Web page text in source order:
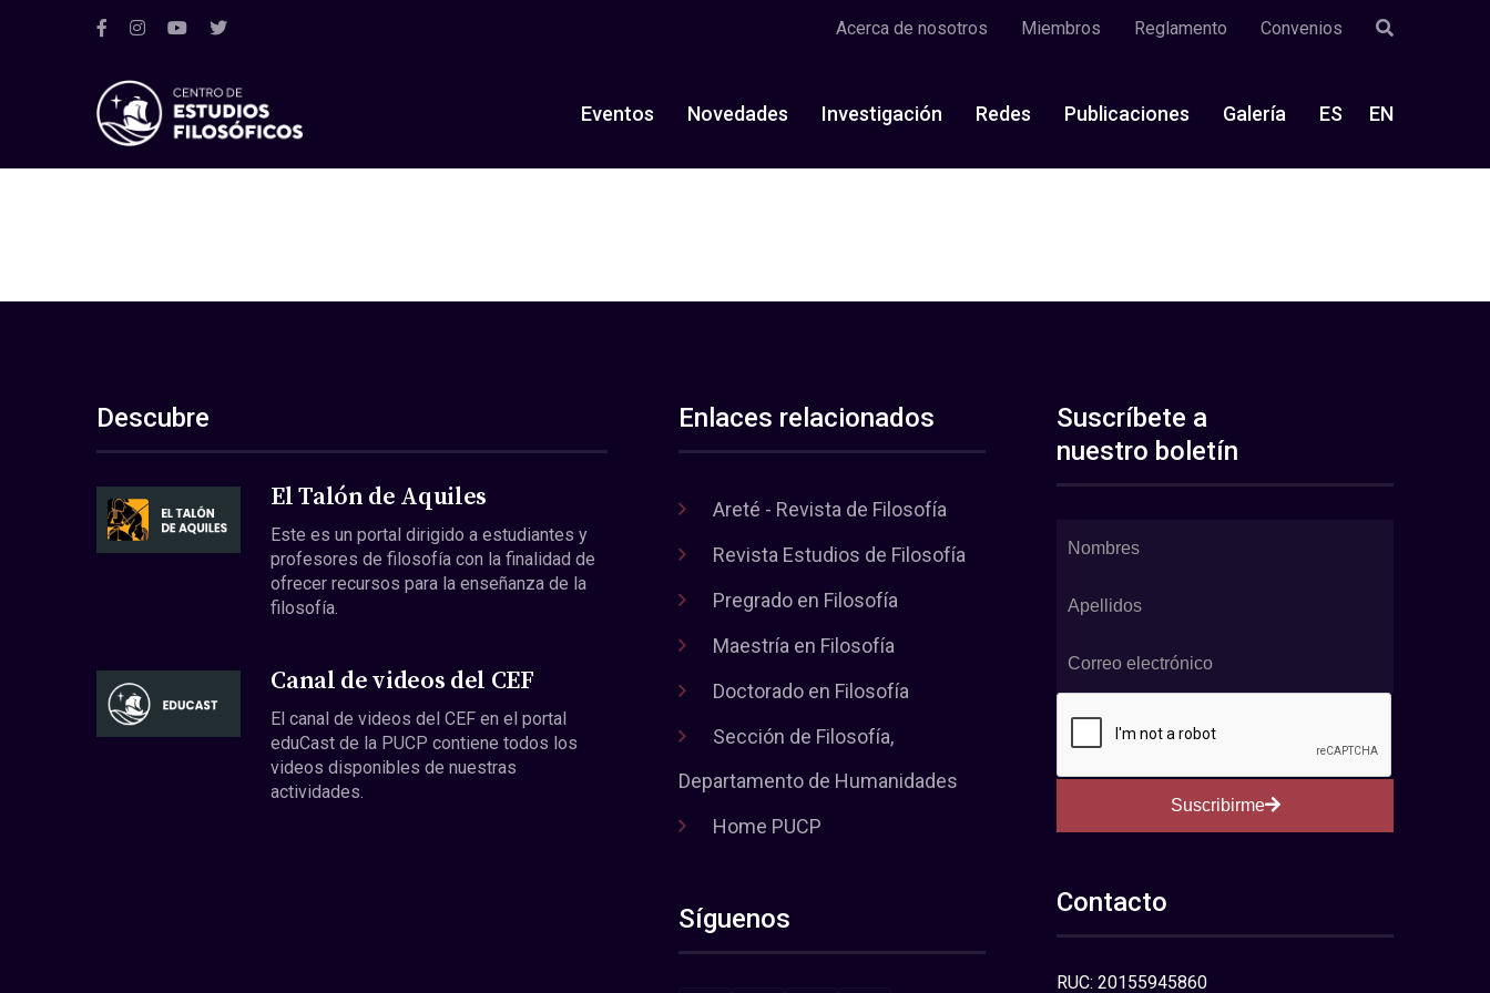
Acerca de nosotros Miembros Reglamento Convenios
Eventos Novedades Investigación Redes Publicaciones Galería ES EN
Descubre
El Talón de Aquiles
Este es un portal dirigido a estudiantes y
profesores de filosofía con la finalidad de
ofrecer recursos para la enseñanza de la
filosofía.
Canal de videos del CEF
El canal de videos del CEF en el portal
eduCast de la PUCP contiene todos los
videos disponibles de nuestras
actividades.
Enlaces relacionados
Areté - Revista de Filosofía
Revista Estudios de Filosofía
Pregrado en Filosofía
Maestría en Filosofía
Doctorado en Filosofía
Sección de Filosofía,
Departamento de Humanidades
Home PUCP
Síguenos
Suscríbete a
nuestro boletín
Suscribirme
Contacto
RUC: 20155945860